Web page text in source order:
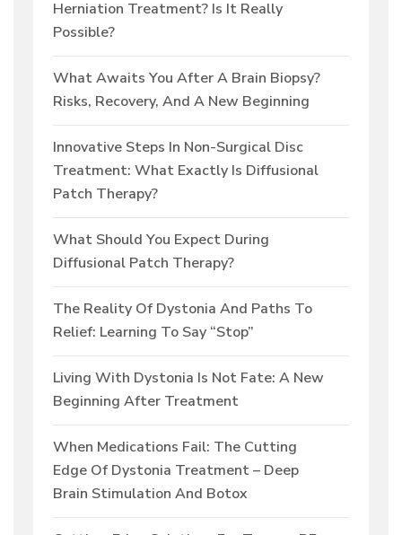
Herniation Treatment? Is It Really
Possible?
What Awaits You After A Brain Biopsy?
Risks, Recovery, And A New Beginning
Innovative Steps In Non-Surgical Disc
Treatment: What Exactly Is Diffusional
Patch Therapy?
What Should You Expect During
Diffusional Patch Therapy?
The Reality Of Dystonia And Paths To
Relief: Learning To Say “Stop”
Living With Dystonia Is Not Fate: A New
Beginning After Treatment
When Medications Fail: The Cutting
Edge Of Dystonia Treatment – Deep
Brain Stimulation And Botox